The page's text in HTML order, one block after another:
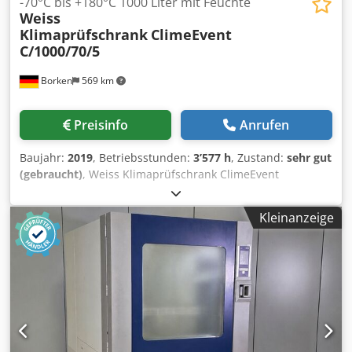
Borken 569 km
Weiss
Klimaprüfschrank ClimeEvent
C/1000/70/5
Preisinfo Anrufen
Baujahr: 2019, Betriebsstunden: 3’577 h, Zustand: sehr gut
(gebraucht), Weiss Klimaprüfschrank ClimeEvent
C/1000/70/5 Typ: C/1000/70/5 Hersteller: Weiss Technik
GmbH Baujahr: 2019 Ausführung: wassergekühlt
Betriebsstunden: ca. 3577 h Zum Verkauf steht ein
Klimaprüfschrank Weiss ClimeEvent mit 1000 Liter
Prüfraum. Geeignet für Temperatur- und Klimaprüfungen
in Industrie, Automotive, Elektronik sowie Forschung und
Entwicklung. Temperatur- und Klimadaten:
Temperaturbereich: ca. -70 °C bis +180 °C
Temperaturänderung: bis ca. 5 K/min Feuchtebereich: ca.
10 % bis 98 % r.F. Prüfraum: Volumen: ca. 1000 Liter
Kleinanzeige